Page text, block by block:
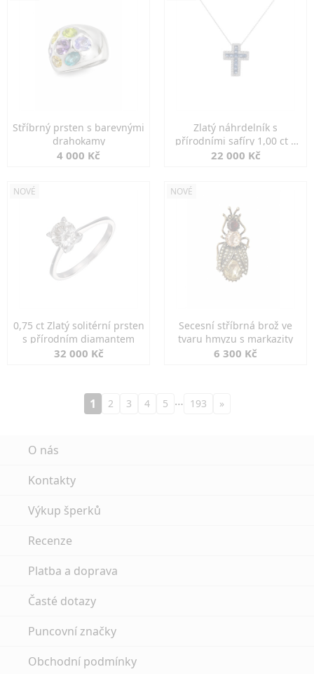
Stříbrný prsten s barevnými
drahokamy
4 000 Kč
Zlatý náhrdelník s
přírodními safíry 1,00 ct a
diamanty
22 000 Kč
NOVÉ
0,75 ct Zlatý solitérní prsten
s přírodním diamantem
32 000 Kč
NOVÉ
Secesní stříbrná brož ve
tvaru hmyzu s markazity
6 300 Kč
1 2 3 4 5 … 193 »
O nás
Kontakty
Výkup šperků
Recenze
Platba a doprava
Časté dotazy
Puncovní značky
Obchodní podmínky